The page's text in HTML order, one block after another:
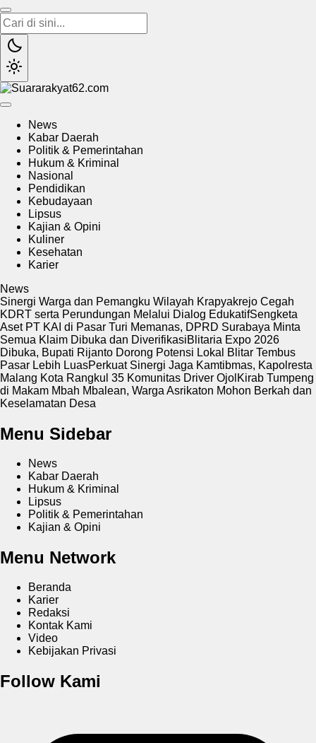
News
Kabar Daerah
Politik & Pemerintahan
Hukum & Kriminal
Nasional
Pendidikan
Kebudayaan
Lipsus
Kajian & Opini
Kuliner
Kesehatan
Karier
News
Sinergi Warga dan Pemangku Wilayah Krapyakrejo Cegah
KDRT serta Perundungan Melalui Dialog EdukatifSengketa
Aset PT KAI di Pasar Turi Memanas, DPRD Surabaya Minta
Semua Klaim Dibuka dan DiverifikasiBlitaria Expo 2026
Dibuka, Bupati Rijanto Dorong Potensi Lokal Blitar Tembus
Pasar Lebih LuasPerkuat Sinergi Jaga Kamtibmas, Kapolresta
Malang Kota Rangkul 35 Komunitas Driver Ojol Kirab Tumpeng
di Makam Mbah Mbalean, Warga Asrikaton Mohon Berkah dan
Keselamatan Desa
Menu Sidebar
News
Kabar Daerah
Hukum & Kriminal
Lipsus
Politik & Pemerintahan
Kajian & Opini
Menu Network
Beranda
Karier
Redaksi
Kontak Kami
Video
Kebijakan Privasi
Follow Kami